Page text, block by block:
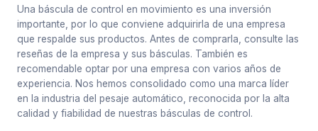
Una báscula de control en movimiento es una inversión
importante, por lo que conviene adquirirla de una empresa
que respalde sus productos. Antes de comprarla, consulte las
reseñas de la empresa y sus básculas. También es
recomendable optar por una empresa con varios años de
experiencia. Nos hemos consolidado como una marca líder
en la industria del pesaje automático, reconocida por la alta
calidad y fiabilidad de nuestras básculas de control.